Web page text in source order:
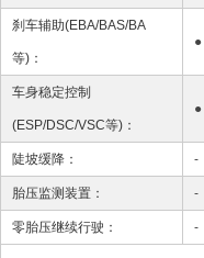
刹车辅助(EBA/BAS/BA
等)：
●
车身稳定控制
(ESP/DSC/VSC等)：
●
陡坡缓降： -
胎压监测装置： -
零胎压继续行驶： -